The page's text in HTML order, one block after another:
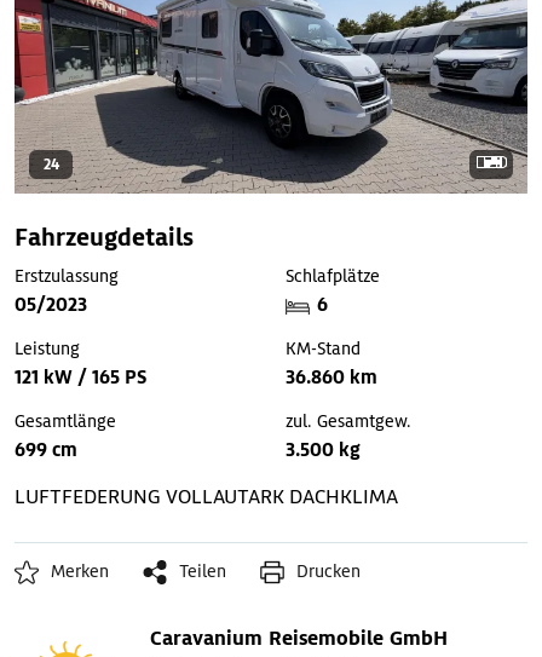
24
Fahrzeugdetails
Erstzulassung
05/2023
Schlafplätze
6
Leistung
121 kW / 165 PS
KM-Stand
36.860 km
Gesamtlänge
699 cm
zul. Gesamtgew.
3.500 kg
LUFTFEDERUNG VOLLAUTARK DACHKLIMA
Merken Teilen Drucken
Caravanium Reisemobile GmbH